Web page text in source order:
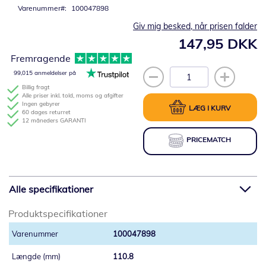
Varenummer 100047898
147,95 DKK
Giv mig besked, når prisen falder
LÆG I KURV
PRICEMATCH
Billig fragt
Alle priser inkl. told, moms og afgifter
Ingen gebyrer
60 dages returret
12 måneders GARANTI
Fremragende
99,015 anmeldelser på
Alle specifikationer
Produktspecifikationer
100047898
110.8